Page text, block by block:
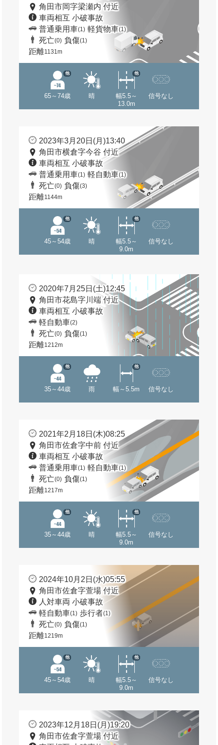
角田市岡字梁瀬内 付近
車両相互 小破事故
普通乗用車(1) 軽貨物車(1)
死亡(0) 負傷(1)
距離1131m
65～74歳
他
晴
幅5.5～
13.0m
他
信号なし
2023年3月20日(月)13:40
角田市横倉字今谷 付近
車両相互 小破事故
普通乗用車(1) 軽自動車(1)
死亡(0) 負傷(3)
距離1144m
45～54歳
他
晴
幅5.5～
9.0m
他
信号なし
2020年7月25日(土)12:45
角田市花島字川端 付近
車両相互 小破事故
軽自動車(2)
死亡(0) 負傷(1)
距離1212m
35～44歳
他
雨 幅～5.5m
他
信号なし
2021年2月18日(木)08:25
角田市佐倉字中前 付近
車両相互 小破事故
普通乗用車(1) 軽自動車(1)
死亡(0) 負傷(1)
距離1217m
35～44歳
他
晴
幅5.5～
9.0m
他
信号なし
2024年10月2日(水)05:55
角田市佐倉字萱場 付近
人対車両 小破事故
軽自動車(1) 歩行者(1)
死亡(0) 負傷(1)
距離1219m
45～54歳
他
晴
幅5.5～
9.0m
他
信号なし
2023年12月18日(月)19:20
角田市佐倉字萱場 付近